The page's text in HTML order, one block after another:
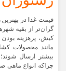
گران‌تر از بقیه
کیش، پرهزینه
مانند محصولات
بیشتر ارسال
چراکه انواع ماهی